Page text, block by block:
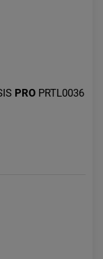
PRO PRTL0036